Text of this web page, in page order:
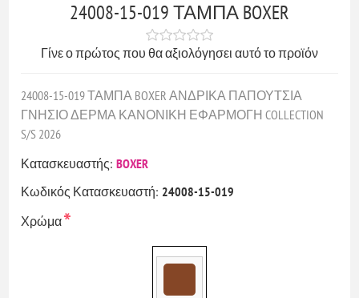
24008-15-019 ΤΑΜΠΑ BOXER
Γίνε ο πρώτος που θα αξιολόγησει αυτό το προϊόν
24008-15-019 ΤΑΜΠΑ BOXER ΑΝΔΡΙΚΑ ΠΑΠΟΥΤΣΙΑ
ΓΝΗΣΙΟ ΔΕΡΜΑ ΚΑΝΟΝΙΚΗ ΕΦΑΡΜΟΓΗ COLLECTION
S/S 2026
Κατασκευαστής: BOXER
Κωδικός Κατασκευαστή: 24008-15-019
Χρώμα*